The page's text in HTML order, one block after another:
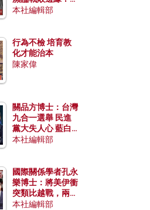
國零部件能左右戰
本社編輯部
行為不檢 培育教
化才能治本
陳家偉
關品方博士：台灣
九合一選舉 民進
黨大失人心 藍白
合作有望拿下七成
本社編輯部
國際關係學者孔永
樂博士：將美伊衝
突類比越戰，兩者
有何異同？中國崛
本社編輯部